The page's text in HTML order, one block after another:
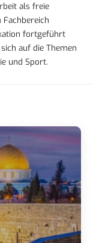
als freie
fortgeführt
auf die Themen
und Sport.